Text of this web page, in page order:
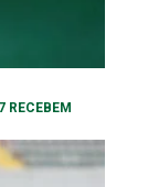
RECEBEM